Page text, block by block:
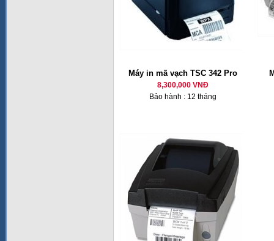
Máy in mã vạch TSC 342 Pro
8,300,000 VNĐ
Bảo hành : 12 tháng